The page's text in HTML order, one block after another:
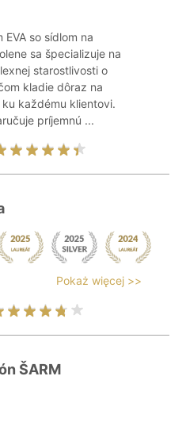
so sídlom na
sa špecializuje na
starostlivosti o
kladie dôraz na
každému klientovi.
príjemnú ...
Pokaż więcej >>
ŠARM